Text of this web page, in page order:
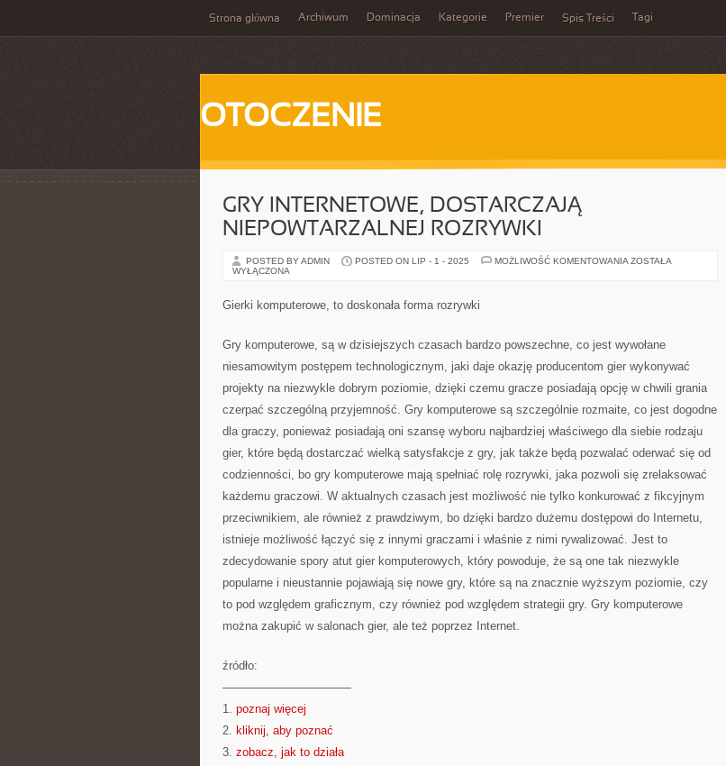
Strona główna Archiwum Dominacja Kategorie Premier Spis Treści Tagi
OTOCZENIE
GRY INTERNETOWE, DOSTARCZAJĄ
NIEPOWTARZALNEJ ROZRYWKI
POSTED BY ADMIN POSTED ON LIP - 1 - 2025 MOŻLIWOŚĆ KOMENTOWANIA GRY
ZOSTAŁA
WYŁĄCZONA
Gierki komputerowe, to doskonała forma rozrywki
Gry komputerowe, są w dzisiejszych czasach bardzo powszechne, co jest wywołane
niesamowitym postępem technologicznym, jaki daje okazję producentom gier wykonywać
projekty na niezwykle dobrym poziomie, dzięki czemu gracze posiadają opcję w chwili grania
czerpać szczególną przyjemność. Gry komputerowe są szczególnie rozmaite, co jest dogodne
dla graczy, ponieważ posiadają oni szansę wyboru najbardziej właściwego dla siebie rodzaju
gier, które będą dostarczać wielką satysfakcje z gry, jak także będą pozwalać oderwać się od
codzienności, bo gry komputerowe mają spełniać rolę rozrywki, jaka pozwoli się zrelaksować
każdemu graczowi. W aktualnych czasach jest możliwość nie tylko konkurować z fikcyjnym
przeciwnikiem, ale również z prawdziwym, bo dzięki bardzo dużemu dostępowi do Internetu,
istnieje możliwość łączyć się z innymi graczami i właśnie z nimi rywalizować. Jest to
zdecydowanie spory atut gier komputerowych, który powoduje, że są one tak niezwykle
popularne i nieustannie pojawiają się nowe gry, które są na znacznie wyższym poziomie, czy
to pod względem graficznym, czy również pod względem strategii gry. Gry komputerowe
można zakupić w salonach gier, ale też poprzez Internet.
źródło:
———————————
1. poznaj więcej
2. kliknij, aby poznać
3. zobacz, jak to działa